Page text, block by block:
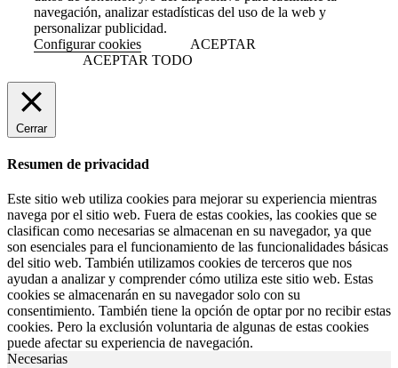
navegación, analizar estadísticas del uso de la web y
personalizar publicidad.
Configurar cookies
ACEPTAR
ACEPTAR TODO
Cerrar
Resumen de privacidad
Este sitio web utiliza cookies para mejorar su experiencia mientras
navega por el sitio web. Fuera de estas cookies, las cookies que se
clasifican como necesarias se almacenan en su navegador, ya que
son esenciales para el funcionamiento de las funcionalidades básicas
del sitio web. También utilizamos cookies de terceros que nos
ayudan a analizar y comprender cómo utiliza este sitio web. Estas
cookies se almacenarán en su navegador solo con su
consentimiento. También tiene la opción de optar por no recibir estas
cookies. Pero la exclusión voluntaria de algunas de estas cookies
puede afectar su experiencia de navegación.
Necesarias